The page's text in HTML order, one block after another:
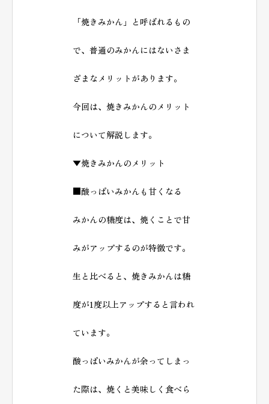
「焼きみかん」と呼ばれるもの
で、普通のみかんにはないさま
ざまなメリットがあります。
今回は、焼きみかんのメリット
について解説します。
▼焼きみかんのメリット
■酸っぱいみかんも甘くなる
みかんの糖度は、焼くことで甘
みがアップするのが特徴です。
生と比べると、焼きみかんは糖
度が1度以上アップすると言われ
ています。
酸っぱいみかんが余ってしまっ
た際は、焼くと美味しく食べら